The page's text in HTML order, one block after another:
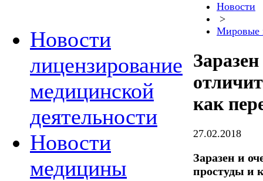
Новости
лицензирование
медицинской
деятельности
Новости
медицины
Новости
>
Мировые
как
27.02.2018
Заразен и
простуды и